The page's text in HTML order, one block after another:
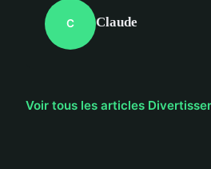
C Claude
Voir tous les articles